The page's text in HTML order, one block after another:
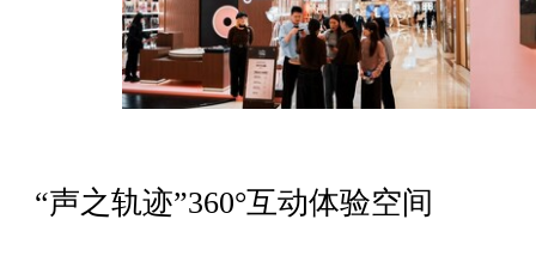
“声之轨迹”360°互动体验空间